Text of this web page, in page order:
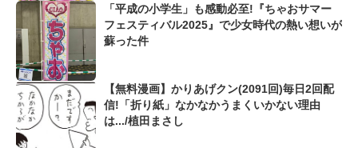
「平成の小学生」も感動必至!『ちゃおサマー
フェスティバル2025』で少女時代の熱い想いが
蘇った件
【無料漫画】かりあげクン(2091回)毎日2回配
信!「折り紙」なかなかうまくいかない理由
は.../植田まさし